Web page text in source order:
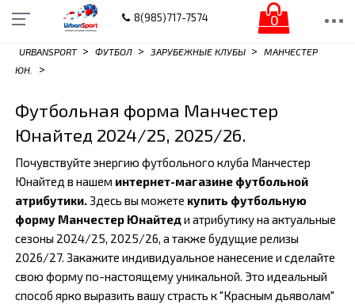
8(985)717-7574 0
URBANSPORT > ФУТБОЛ > ЗАРУБЕЖНЫЕ КЛУБЫ >
МАНЧЕСТЕР
ЮН.
>
Футбольная форма Манчестер
Юнайтед 2024/25, 2025/26.
Почувствуйте энергию футбольного клуба Манчестер
Юнайтед в нашем интернет-магазине футбольной
атрибутики. Здесь вы можете купить футбольную
форму Манчестер Юнайтеди атрибутику на актуальные
сезоны 2024/25, 2025/26, а также будущие релизы
2026/27. Закажите индивидуальное нанесение и сделайте
свою форму по-настоящему уникальной. Это идеальный
способ ярко выразить вашу страсть к "Красным дьяволам"